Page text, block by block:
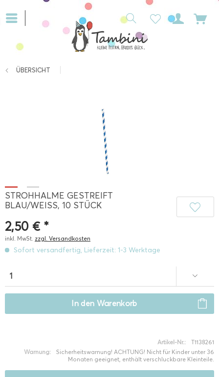
ÜBERSICHT
STROHHALME GESTREIFT
BLAU/WEISS, 10 STÜCK
2,50 € *
inkl. MwSt. zzgl. Versandkosten
Sofort versandfertig, Lieferzeit: 1-3 Werktage
In den Warenkorb
Artikel-Nr.:
T1138261
Warnung:
Sicherheitswarnung! ACHTUNG! Nicht für Kinder unter 36
Monaten geeignet, enthält verschluckbare Kleinteile.